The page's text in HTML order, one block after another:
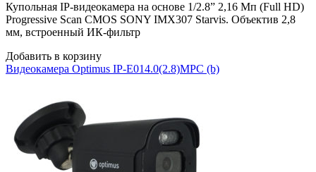
Купольная IP-видеокамера на основе 1/2.8” 2,16 Мп (Full HD)
Progressive Scan CMOS SONY IMX307 Starvis. Объектив 2,8
мм, встроенный ИК-фильтр
Добавить в корзину
Видеокамера Optimus IP-E014.0(2.8)MPC (b)